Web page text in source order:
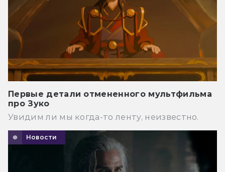
Первые детали отмененного мультфильма
про Зуко
Увидим ли мы когда-то ленту, неизвестно.
Новости